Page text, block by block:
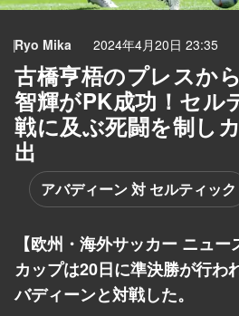
Ryo Mika 2024年4月20日 23:35
古橋亨梧のプレスか
智輝がPK成功！セル
戦に及ぶ死闘を制し
出
アバディーン 対 セルティック
【欧州・海外サッカー ニュ
カップは20日に準決勝が行わ
バディーンと対戦した。